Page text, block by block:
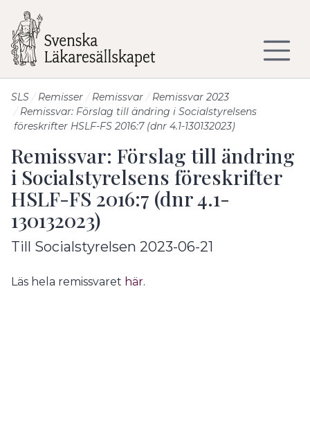
SLS Remisser Remissvar
Remissvar 2023
Remissvar: Förslag till ändring i Socialstyrelsens
föreskrifter HSLF-FS 2016:7 (dnr 4.1-130132023)
Remissvar: Förslag till ändring
i Socialstyrelsens föreskrifter
HSLF-FS 2016:7 (dnr 4.1-
130132023)
Till Socialstyrelsen 2023-06-21
Läs hela remissvaret här.